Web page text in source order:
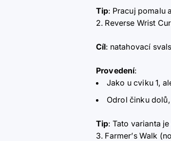
Tip: Pracuj pomalu
2. Reverse Wrist
Cíl: natahovací
Provedení:
Jako u cviku 1,
Odrol činku
Tip: Tato varianta
3. Farmer’s Walk